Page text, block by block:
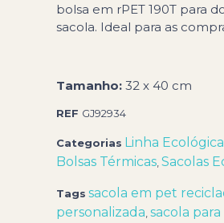
bolsa em rPET 190T para
sacola. Ideal para as
Tamanho:32 x 40 cm
REF GJ92934
Categorias Linha Ecológica
Bolsas Térmicas ,Sacolas
Tags sacola em pet
personalizada ,sacola